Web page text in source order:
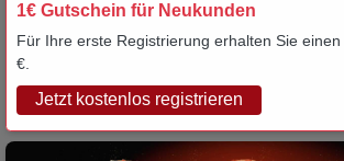
1€ Gutschein für Neukunden
Für Ihre erste Registrierung erhalten Sie
€.
Jetzt kostenlos registrieren